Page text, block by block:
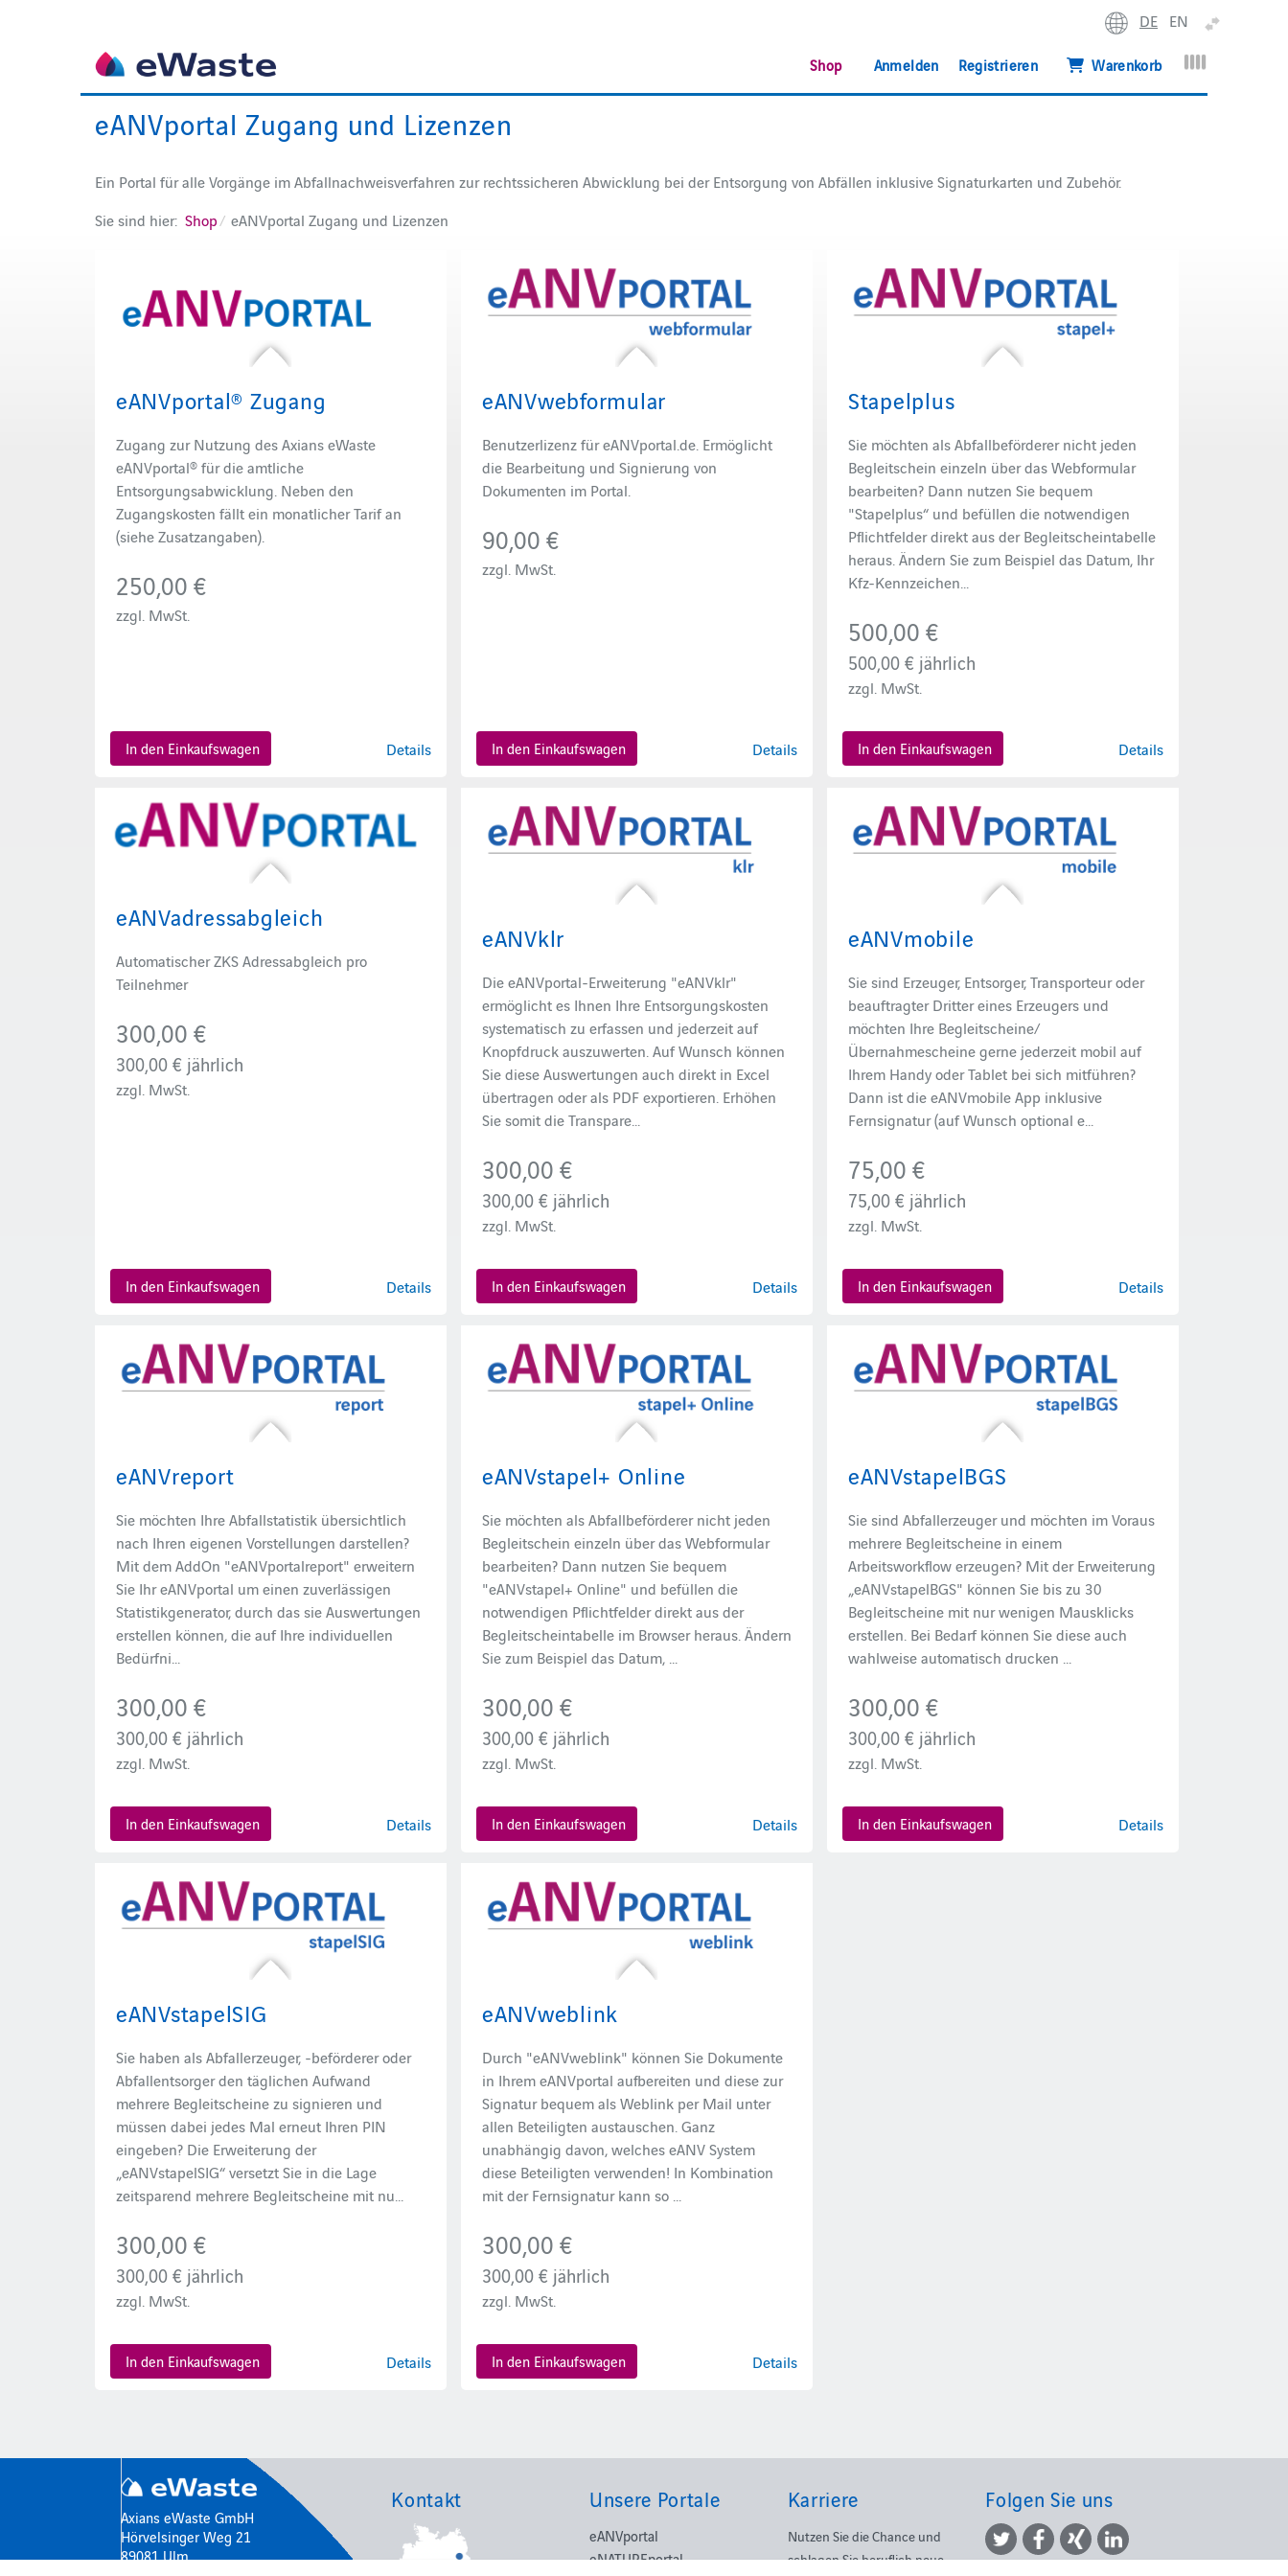
DE EN erweitern
Shop Anmelden Registrieren Warenkorb
eANVportal Zugang und Lizenzen
Ein Portal für alle Vorgänge im Abfallnachweisverfahren zur rechtssicheren Abwicklung bei der Entsorgung von Abfällen inklusive Signaturkarten und Zubehör.
Sie sind hier: Shop eANVportal Zugang und Lizenzen
eANVportal® Zugang
Zugang zur Nutzung des Axians eWaste
eANVportal® für die amtliche
Entsorgungsabwicklung. Neben den
Zugangskosten fällt ein monatlicher Tarif an
(siehe Zusatzangaben).
250,00 €
zzgl. MwSt.
In den Einkaufswagen Details
eANVwebformular
Benutzerlizenz für eANVportal.de. Ermöglicht
die Bearbeitung und Signierung von
Dokumenten im Portal.
90,00 €
zzgl. MwSt.
In den Einkaufswagen Details
Stapelplus
Sie möchten als Abfallbeförderer nicht jeden
Begleitschein einzeln über das Webformular
bearbeiten? Dann nutzen Sie bequem
"Stapelplus“ und befüllen die notwendigen
Pflichtfelder direkt aus der Begleitscheintabelle
heraus. Ändern Sie zum Beispiel das Datum, Ihr
Kfz-Kennzeichen...
500,00 €
500,00 € jährlich
zzgl. MwSt.
In den Einkaufswagen Details
eANVadressabgleich
Automatischer ZKS Adressabgleich pro
Teilnehmer
300,00 €
300,00 € jährlich
zzgl. MwSt.
In den Einkaufswagen Details
eANVklr
Die eANVportal-Erweiterung "eANVklr"
ermöglicht es Ihnen Ihre Entsorgungskosten
systematisch zu erfassen und jederzeit auf
Knopfdruck auszuwerten. Auf Wunsch können
Sie diese Auswertungen auch direkt in Excel
übertragen oder als PDF exportieren. Erhöhen
Sie somit die Transpare...
300,00 €
300,00 € jährlich
zzgl. MwSt.
In den Einkaufswagen Details
eANVmobile
Sie sind Erzeuger, Entsorger, Transporteur oder
beauftragter Dritter eines Erzeugers und
möchten Ihre Begleitscheine/
Übernahmescheine gerne jederzeit mobil auf
Ihrem Handy oder Tablet bei sich mitführen?
Dann ist die eANVmobile App inklusive
Fernsignatur (auf Wunsch optional e...
75,00 €
75,00 € jährlich
zzgl. MwSt.
In den Einkaufswagen Details
eANVreport
Sie möchten Ihre Abfallstatistik übersichtlich
nach Ihren eigenen Vorstellungen darstellen?
Mit dem AddOn "eANVportalreport" erweitern
Sie Ihr eANVportal um einen zuverlässigen
Statistikgenerator, durch das sie Auswertungen
erstellen können, die auf Ihre individuellen
Bedürfni...
300,00 €
300,00 € jährlich
zzgl. MwSt.
In den Einkaufswagen Details
eANVstapel+ Online
Sie möchten als Abfallbeförderer nicht jeden
Begleitschein einzeln über das Webformular
bearbeiten? Dann nutzen Sie bequem
"eANVstapel+ Online" und befüllen die
notwendigen Pflichtfelder direkt aus der
Begleitscheintabelle im Browser heraus. Ändern
Sie zum Beispiel das Datum, ...
300,00 €
300,00 € jährlich
zzgl. MwSt.
In den Einkaufswagen Details
eANVstapelBGS
Sie sind Abfallerzeuger und möchten im Voraus
mehrere Begleitscheine in einem
Arbeitsworkflow erzeugen? Mit der Erweiterung
„eANVstapelBGS" können Sie bis zu 30
Begleitscheine mit nur wenigen Mausklicks
erstellen. Bei Bedarf können Sie diese auch
wahlweise automatisch drucken ...
300,00 €
300,00 € jährlich
zzgl. MwSt.
In den Einkaufswagen Details
eANVstapelSIG
Sie haben als Abfallerzeuger, -beförderer oder
Abfallentsorger den täglichen Aufwand
mehrere Begleitscheine zu signieren und
müssen dabei jedes Mal erneut Ihren PIN
eingeben? Die Erweiterung der
„eANVstapelSIG“ versetzt Sie in die Lage
zeitsparend mehrere Begleitscheine mit nu...
300,00 €
300,00 € jährlich
zzgl. MwSt.
In den Einkaufswagen Details
eANVweblink
Durch "eANVweblink" können Sie Dokumente
in Ihrem eANVportal aufbereiten und diese zur
Signatur bequem als Weblink per Mail unter
allen Beteiligten austauschen. Ganz
unabhängig davon, welches eANV System
diese Beteiligten verwenden! In Kombination
mit der Fernsignatur kann so ...
300,00 €
300,00 € jährlich
zzgl. MwSt.
In den Einkaufswagen Details
Axians eWaste GmbH
Hörvelsinger Weg 21
89081 Ulm
Kontakt Unsere Portale
eANVportal
eNATUREportal
Karriere
Nutzen Sie die Chance und
schlagen Sie beruflich neue
Folgen Sie uns